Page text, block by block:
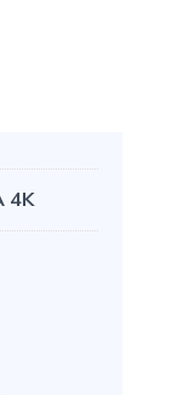
4K